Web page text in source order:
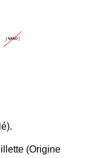
(Origine